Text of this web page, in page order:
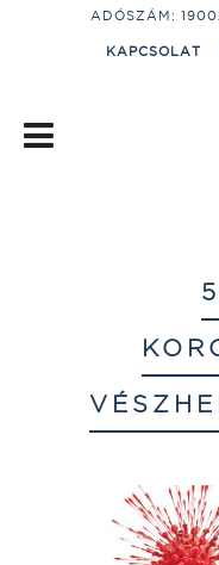
ADÓSZÁM:
KAPCSOLAT